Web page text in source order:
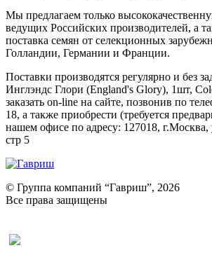
Мы предлагаем только
ведущих Российских производителей, а
поставка семян от селекционных
Голландии, Германии и Франции.
Поставки производятся регулярно и без
Инглэндс Глори (England's Glory), 1шт,
заказать on-line на сайте, позвонив по
18, а также приобрести (требуется
нашем офисе по адресу: 127018, г.Москва,
стр 5
© Группа компаний “Гавриш”, 2026
Все права защищены